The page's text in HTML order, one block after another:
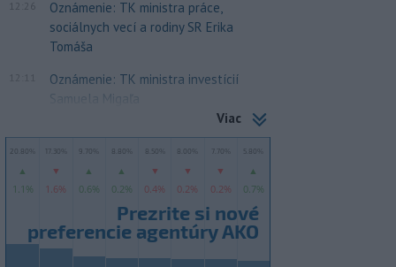
12:26
Oznámenie: TK ministra práce,
sociálnych vecí a rodiny SR Erika
Tomáša
Oznámenie: TK ministra investícií
Samuela Migaľa
Viac